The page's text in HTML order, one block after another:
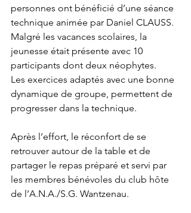
personnes ont bénéficié d’une séance
technique animée par Daniel CLAUSS.
Malgré les vacances scolaires, la
jeunesse était présente avec 10
participants dont deux néophytes.
Les exercices adaptés avec une bonne
dynamique de groupe, permettent de
progresser dans la technique.
Après l’effort, le réconfort de se
retrouver autour de la table et de
partager le repas préparé et servi par
les membres bénévoles du club hôte
de l’A.N.A./S.G. Wantzenau.